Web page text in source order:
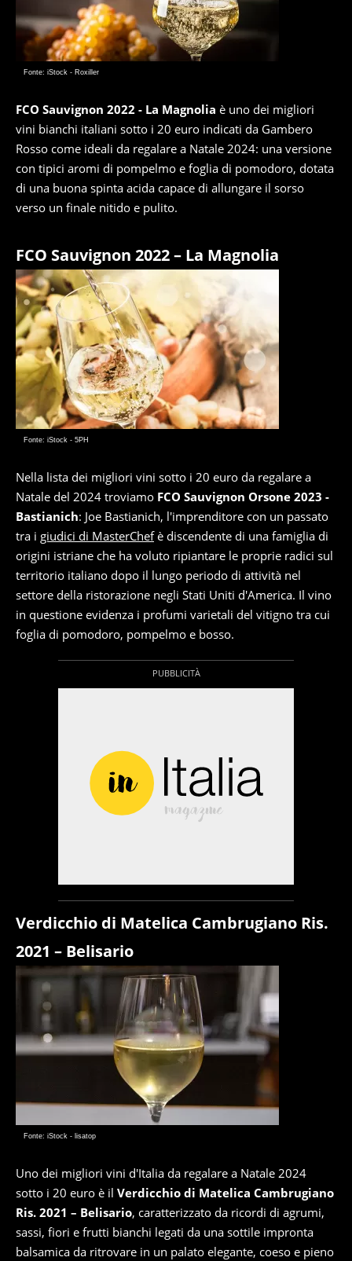
Fonte: iStock - Roxiller
FCO Sauvignon 2022 - La Magnolia è uno dei migliori
vini bianchi italiani sotto i 20 euro indicati da Gambero
Rosso come ideali da regalare a Natale 2024: una versione
con tipici aromi di pompelmo e foglia di pomodoro, dotata
di una buona spinta acida capace di allungare il sorso
verso un finale nitido e pulito.
FCO Sauvignon 2022 – La Magnolia
Fonte: iStock - 5PH
Nella lista dei migliori vini sotto i 20 euro da regalare a
Natale del 2024 troviamo FCO Sauvignon Orsone 2023 -
Bastianich: Joe Bastianich, l'imprenditore con un passato
tra i giudici di MasterChefè discendente di una famiglia di
origini istriane che ha voluto ripiantare le proprie radici sul
territorio italiano dopo il lungo periodo di attività nel
settore della ristorazione negli Stati Uniti d'America. Il vino
in questione evidenza i profumi varietali del vitigno tra cui
foglia di pomodoro, pompelmo e bosso.
Verdicchio di Matelica Cambrugiano Ris.
2021 – Belisario
Fonte: iStock - lisatop
Uno dei migliori vini d'Italia da regalare a Natale 2024
sotto i 20 euro è il Verdicchio di Matelica Cambrugiano
Ris. 2021 – Belisario, caratterizzato da ricordi di agrumi,
sassi, fiori e frutti bianchi legati da una sottile impronta
balsamica da ritrovare in un palato elegante, coeso e pieno